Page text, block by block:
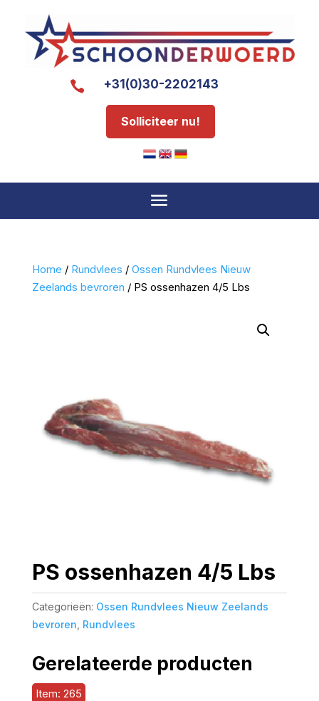
 +31(0)30-2202143
Solliciteer nu!
Home / Rundvlees / Ossen Rundvlees Nieuw
Zeelands bevroren / PS ossenhazen 4/5 Lbs
PS ossenhazen 4/5 Lbs
Categorieën: Ossen Rundvlees Nieuw Zeelands
bevroren Rundvlees
Gerelateerde producten
Item: 265